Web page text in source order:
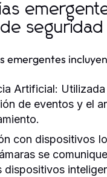
seguridad
emergentes
Artificial:
de eventos y el
con dispositivos
se
dispositivos